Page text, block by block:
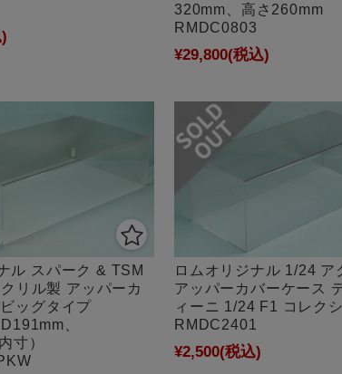
320mm、高さ260mm
RMDC0803
¥29,800(税込)
ル スパーク & TSM
リル製 アッパーカ
ッグタイプ
、
寸）
ロムオリジナル 1/24 ア
アッパーカバーケース
ィーニ 1/24 F1 コレク
RMDC2401
¥2,500(税込)